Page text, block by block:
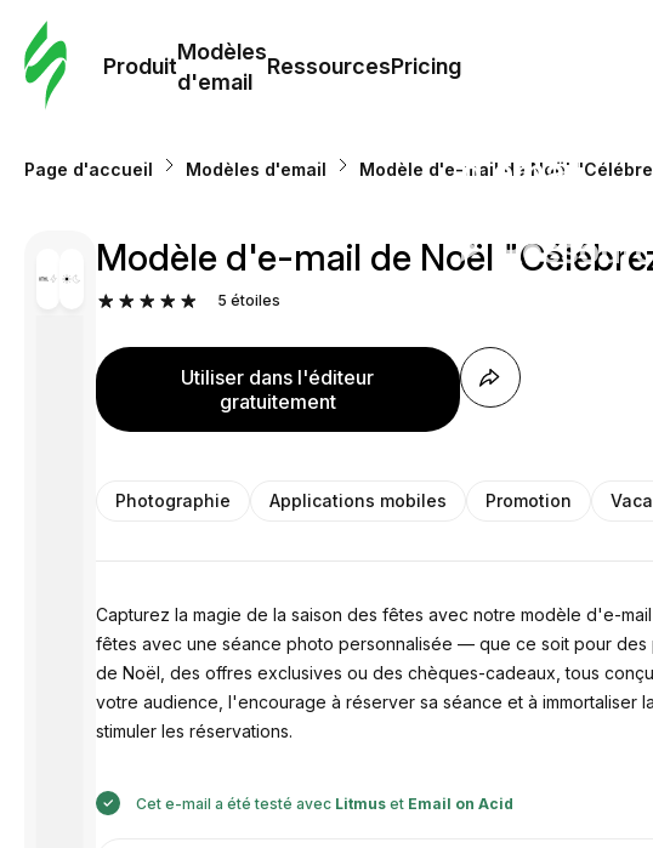
Produit
Modèles
d'email
RessourcesPricing
d'email
Page d'accueil Modèles d'email Modèle d'e-mail de Noël
Modèle d'e-mail de Noël
5 étoiles
Utiliser dans l'éditeur
gratuitement
Photographie Applications mobiles Promotion
Capturez la magie de la saison des fêtes avec notre modèle d'e-
fêtes avec une séance photo personnalisée — que ce soit pour des
de Noël, des offres exclusives ou des chèques-cadeaux, tous
votre audience, l'encourage à réserver sa séance et à immortaliser
stimuler les réservations.
Cet e-mail a été testé avec Litmuset Email on Acid